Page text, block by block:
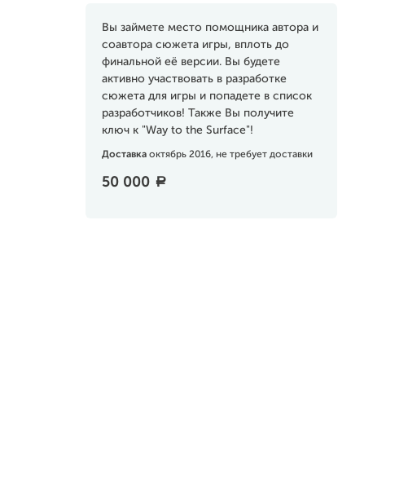
Вы займете место помощника автора и
соавтора сюжета игры, вплоть до
финальной её версии. Вы будете
активно участвовать в разработке
сюжета для игры и попадете в список
разработчиков! Также Вы получите
ключ к "Way to the Surface"!
Доставка октябрь 2016, не требует доставки
50 000 a